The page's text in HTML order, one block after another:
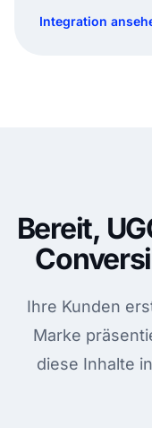
Integration
Bereit,
Ihre Kunden
Marke
diese Inhalte